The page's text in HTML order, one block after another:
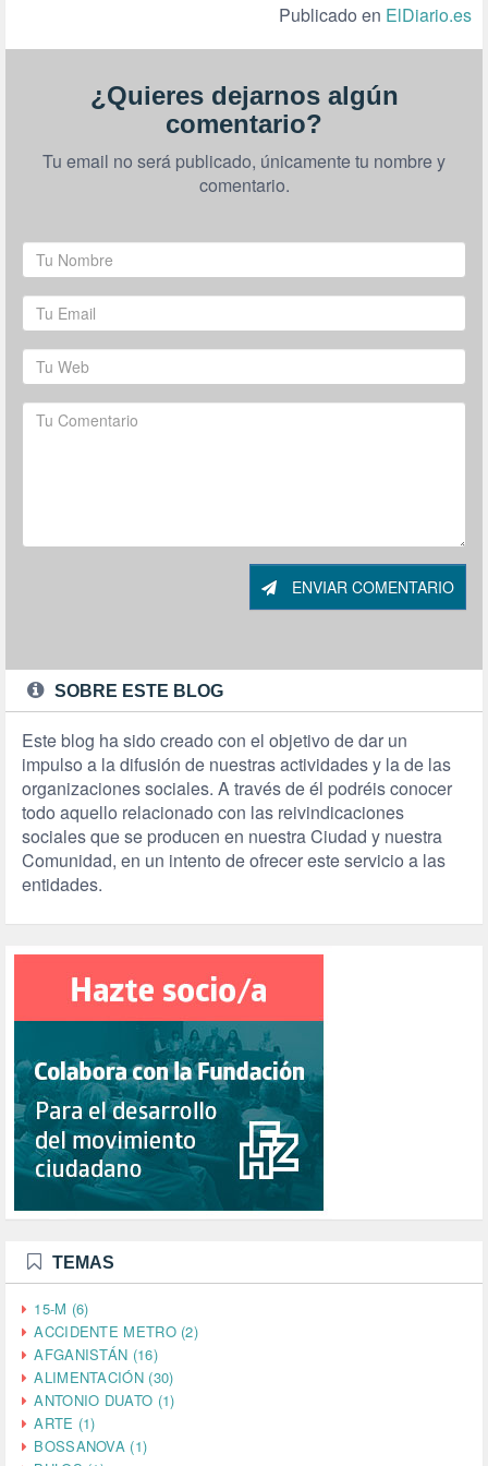
Publicado en ElDiario.es
¿Quieres dejarnos algún
comentario?
Tu email no será publicado, únicamente tu nombre y
comentario.
ENVIAR COMENTARIO
SOBRE ESTE BLOG
Este blog ha sido creado con el objetivo de dar un
impulso a la difusión de nuestras actividades y la de las
organizaciones sociales. A través de él podréis conocer
todo aquello relacionado con las reivindicaciones
sociales que se producen en nuestra Ciudad y nuestra
Comunidad, en un intento de ofrecer este servicio a las
entidades.
TEMAS
15-M (6)
ACCIDENTE METRO (2)
AFGANISTÁN (16)
ALIMENTACIÓN (30)
ANTONIO DUATO (1)
ARTE (1)
BOSSANOVA (1)